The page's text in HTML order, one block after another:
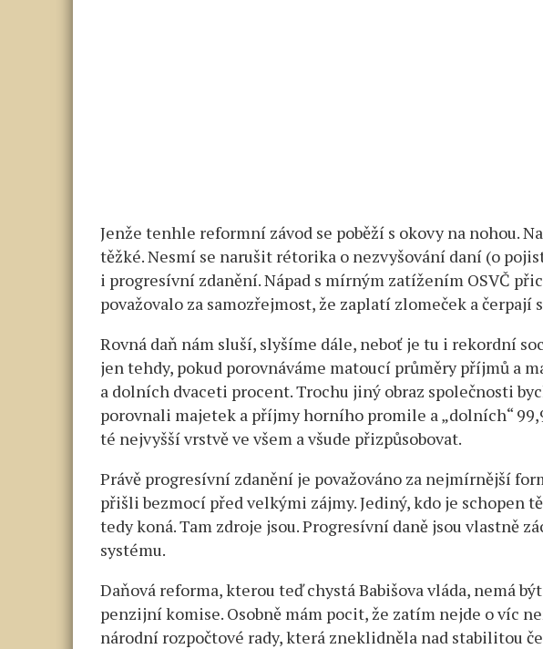
Jenže tenhle reformní závod se poběží s okovy na nohou.
těžké. Nesmí se narušit rétorika o nezvyšování daní (o
i progresívní zdanění. Nápad s mírným zatížením OSVČ
považovalo za samozřejmost, že zaplatí zlomeček a čerpají
Rovná daň nám sluší, slyšíme dále, neboť je tu i rekordní
jen tehdy, pokud porovnáváme matoucí průměry příjmů a
a dolních dvaceti procent. Trochu jiný obraz společnosti
porovnali majetek a příjmy horního promile a „dolních“
té nejvyšší vrstvě ve všem a všude přizpůsobovat.
Právě progresívní zdanění je považováno za nejmírnější
přišli bezmocí před velkými zájmy. Jediný, kdo je schopen
tedy koná. Tam zdroje jsou. Progresívní daně jsou vlastně
systému.
Daňová reforma, kterou teď chystá Babišova vláda, nemá
penzijní komise. Osobně mám pocit, že zatím nejde o víc
národní rozpočtové rady, která zneklidněla nad stabilitou